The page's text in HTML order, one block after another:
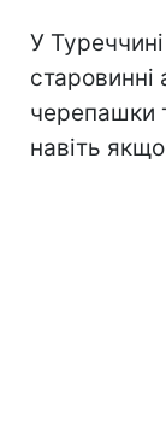
У
черепашки
навіть